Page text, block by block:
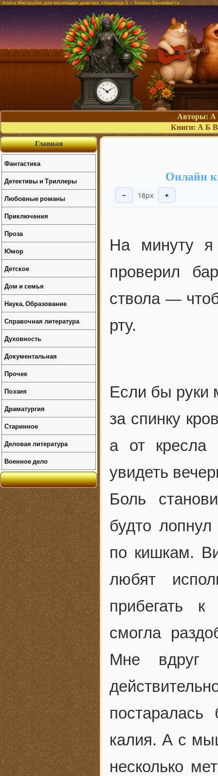
Книга Мясорубка для маленьких девочек, страница 3 – Тонино Бенаквиста
Авторы: А
Книги: А Б В
Онлайн
− 18px +
На минуту я
проверил
ствола —
рту.
Если бы руки
за спинку
а от кресла
увидеть
Боль
будто
по кишкам.
любят
прибегать
смогла
Мне вдруг
калия. А с
несколько
Главная
Фантастика
Детективы и Триллеры
Любовные романы
Приключения
Проза
Юмор
Детское
Дом и семья
Наука, Образование
Справочная литература
Духовность
Документальная
Прочее
Поэзия
Драматургия
Старинное
Деловая литература
Военное дело